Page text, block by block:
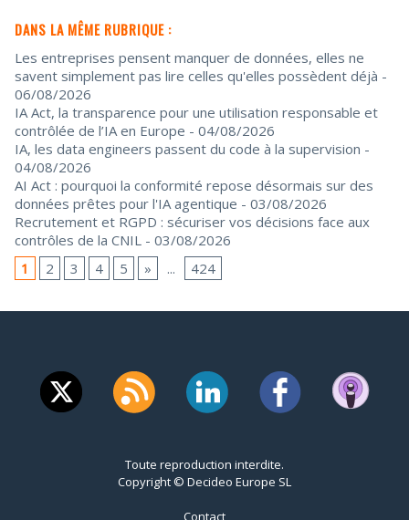
DANS LA MÊME RUBRIQUE :
Les entreprises pensent manquer de données, elles ne
savent simplement pas lire celles qu'elles possèdent déjà -
06/08/2026
IA Act, la transparence pour une utilisation responsable et
contrôlée de l’IA en Europe - 04/08/2026
IA, les data engineers passent du code à la supervision -
04/08/2026
AI Act : pourquoi la conformité repose désormais sur des
données prêtes pour l'IA agentique - 03/08/2026
Recrutement et RGPD : sécuriser vos décisions face aux
contrôles de la CNIL - 03/08/2026
1
2 3 4 5 » ... 424
Toute reproduction interdite.
Copyright © Decideo Europe SL
Contact